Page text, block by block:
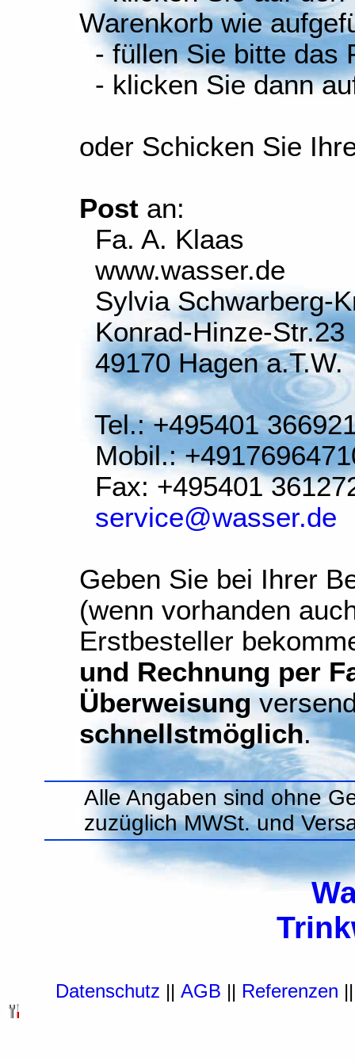
Warenkorb wie
- füllen Sie bitte das
- klicken Sie dann
oder Schicken Sie
Postan:
Fa. A. Klaas
www.wasser.de
Sylvia Schwarberg-
Konrad-Hinze-Str.23
49170 Hagen a.T.W.
Tel.: +495401
Mobil.:
Fax: +495401
service@wasser.de
Geben Sie bei Ihrer
(wenn vorhanden
Erstbesteller
und Rechnung per
Überweisung
schnellstmöglich.
Alle Angaben sind ohne
zuzüglich MWSt. und
Datenschutz || AGB || Referenzen